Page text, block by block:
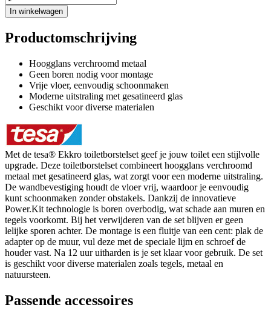
In winkelwagen
Productomschrijving
Hoogglans verchroomd metaal
Geen boren nodig voor montage
Vrije vloer, eenvoudig schoonmaken
Moderne uitstraling met gesatineerd glas
Geschikt voor diverse materialen
Met de tesa® Ekkro toiletborstelset geef je jouw toilet een stijlvolle
upgrade. Deze toiletborstelset combineert hoogglans verchroomd
metaal met gesatineerd glas, wat zorgt voor een moderne uitstraling.
De wandbevestiging houdt de vloer vrij, waardoor je eenvoudig
kunt schoonmaken zonder obstakels. Dankzij de innovatieve
Power.Kit technologie is boren overbodig, wat schade aan muren en
tegels voorkomt. Bij het verwijderen van de set blijven er geen
lelijke sporen achter. De montage is een fluitje van een cent: plak de
adapter op de muur, vul deze met de speciale lijm en schroef de
houder vast. Na 12 uur uitharden is je set klaar voor gebruik. De set
is geschikt voor diverse materialen zoals tegels, metaal en
natuursteen.
Passende accessoires